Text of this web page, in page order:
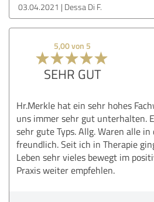
03.04.2021 Dessa Di F.
5,00 von 5
SEHR GUT
Hr.Merkle hat ein sehr hohes
uns immer sehr gut unterhalten.
sehr gute Typs. Allg. Waren alle in
freundlich. Seit ich in Therapie
Leben sehr vieles bewegt im
Praxis weiter empfehlen.